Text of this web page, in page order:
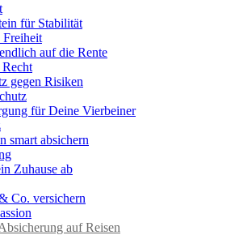
für Stabilität
Freiheit
auf die Rente
gegen Risiken
für Deine Vierbeiner
smart absichern
Zuhause ab
Co. versichern
auf Reisen